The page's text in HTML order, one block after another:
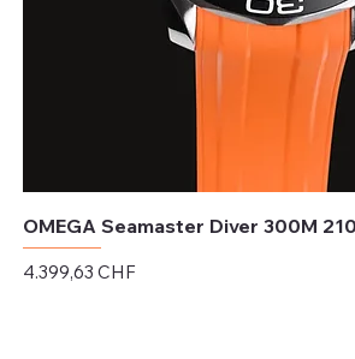
OMEGA Seamaster Diver 300M
Preis
4.399,63 CHF